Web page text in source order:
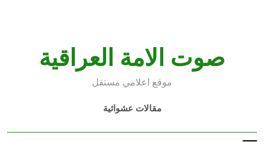
صوت الامة العراقية
موقع اعلامي مستقل
مقالات عشوائية